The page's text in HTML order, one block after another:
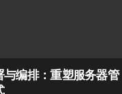
与编排：重塑服务器管